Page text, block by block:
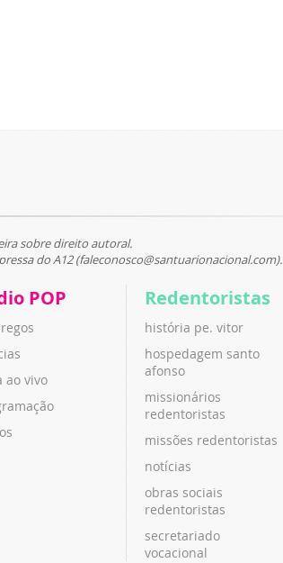
sobre direito autoral.
do A12 (faleconosco@santuarionacional.com).
POP
ao vivo
Redentoristas
história pe. vitor
hospedagem santo
afonso
missionários
redentoristas
missões redentoristas
notícias
obras sociais
redentoristas
secretariado
vocacional